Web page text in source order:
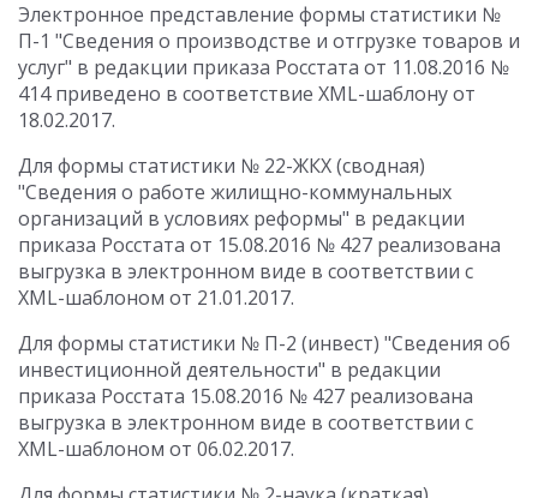
Электронное представление формы статистики №
П-1 "Сведения о производстве и отгрузке товаров и
услуг" в редакции приказа Росстата от 11.08.2016 №
414 приведено в соответствие XML-шаблону от
18.02.2017.
Для формы статистики № 22-ЖКХ (сводная)
"Сведения о работе жилищно-коммунальных
организаций в условиях реформы" в редакции
приказа Росстата от 15.08.2016 № 427 реализована
выгрузка в электронном виде в соответствии с
XML-шаблоном от 21.01.2017.
Для формы статистики № П-2 (инвест) "Сведения об
инвестиционной деятельности" в редакции
приказа Росстата 15.08.2016 № 427 реализована
выгрузка в электронном виде в соответствии с
XML-шаблоном от 06.02.2017.